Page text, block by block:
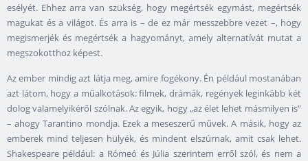
esélyét. Ehhez arra van szükség, hogy megértsék egymást, megértsék
magukat és a világot. És arra is – de ez már messzebbre vezet –, hogy
megismerjék és megértsék a hagyományt, amely alternatívát mutat a
megszokotthoz képest.
Az ember mindig azt látja meg, amire fogékony. Én például mostanában
azt látom, hogy a műalkotások: filmek, drámák, regények leginkább két
dolog valamelyikéről szólnak. Az egyik, hogy „az élet lehet másmilyen is”
– ahogy Tarantino mondja. Ezek a meseszerű művek. A másik, hogy az
emberek mind teljesen hülyék, és mindent elszúrnak, amit csak lehet.
Shakespeare például: a Rómeó és Júlia szerintem erről szól, és nem a